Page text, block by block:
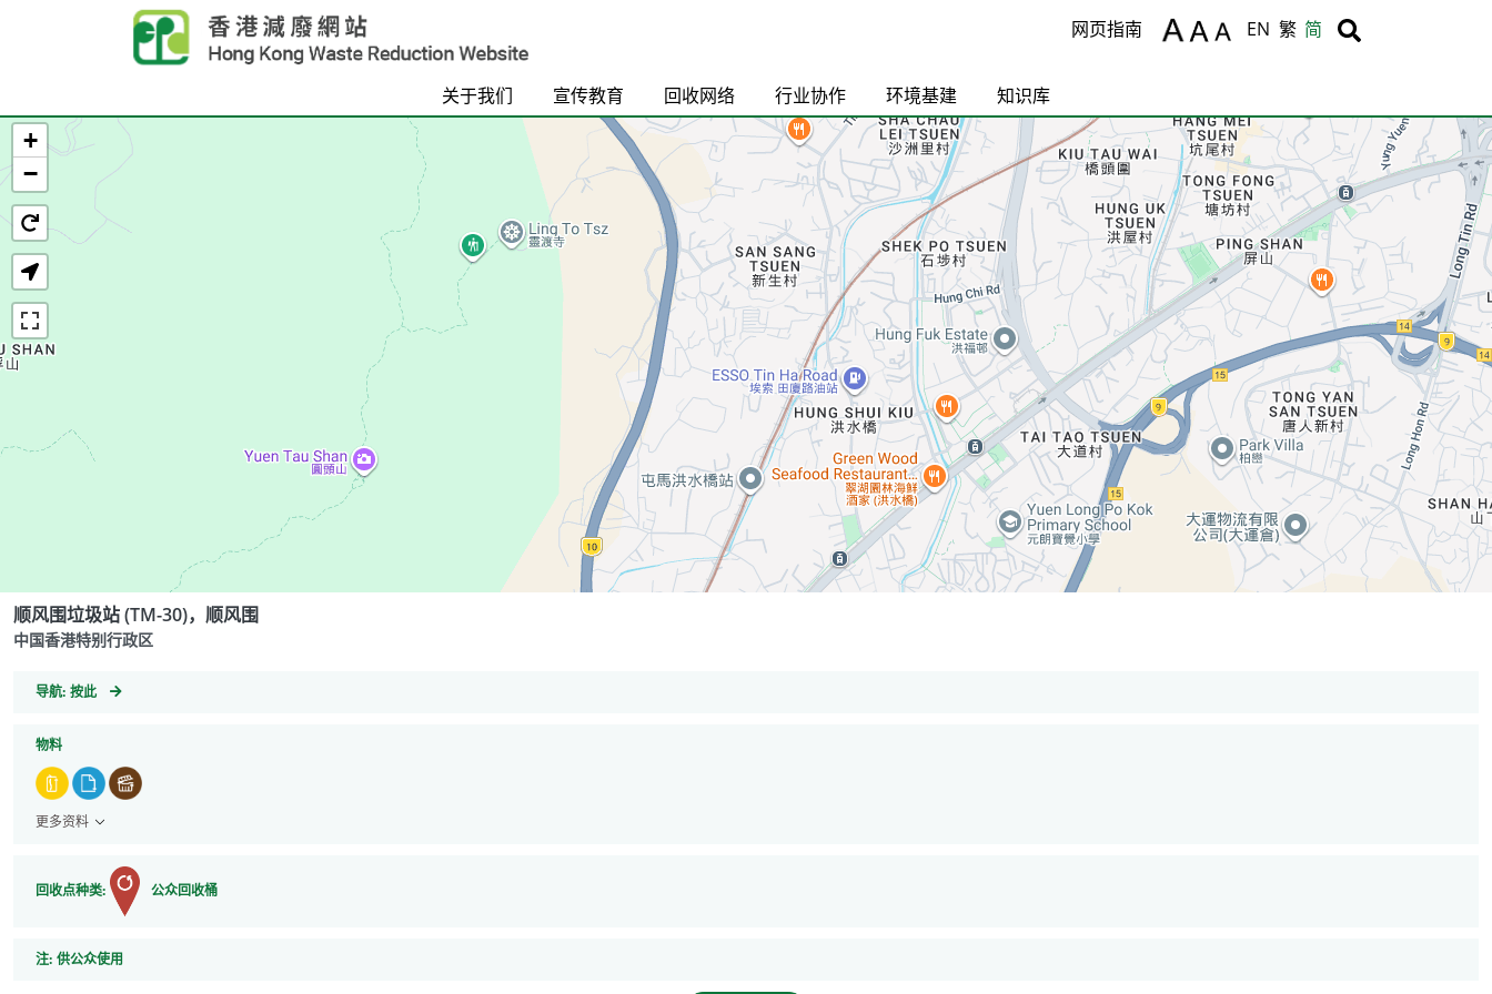
Skip to main content
Body
网页指南 EN 繁 简 Body
关于我们 宣传教育 回收网络 行业协作 环境基建 知识库
首页
+
−
顺风围垃圾站 (TM-30)，顺风围
中国香港特别行政区
导航: GeoCoordinates
按此
物料
更多资料
回收点种类: 公众回收桶
注: 注
供公众使用